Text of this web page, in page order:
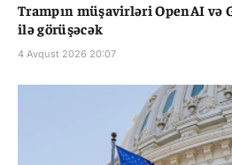
Trampın müşavirləri OpenAI və
ilə görüşəcək
4 Avqust 2026 20:07